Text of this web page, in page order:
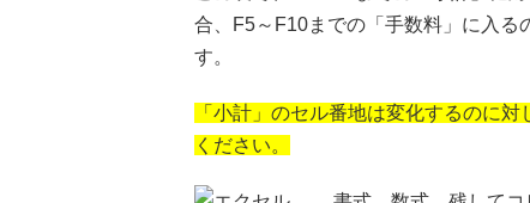
合、F5～F10までの「手数料」に入
す。
「小計」のセル番地は変化するのに
ください。